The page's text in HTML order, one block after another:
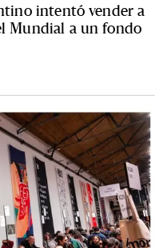
intentó vender a
Mundial a un fondo